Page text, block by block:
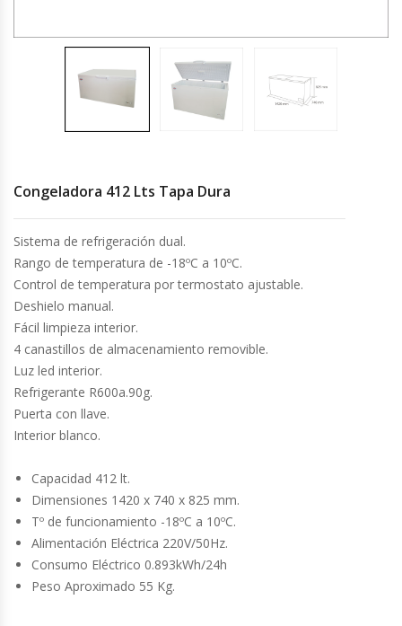
Cocinas Industriales
Encimeras Eléctricas
Congeladoras Tapa De Vidrio
Congeladores Verticales
Coolers / Visicoolers
Cortadoras De Fiambre
Cortadoras De Huesos
Cutters
Embutidoras
Estanterías Y Repisas
Exhibidoras De Productos Calientes
Congeladora 412 Lts Tapa Dura
Sistema de refrigeración dual.
Rango de temperatura de -18ºC a 10ºC.
Control de temperatura por termostato ajustable.
Deshielo manual.
Fácil limpieza interior.
4 canastillos de almacenamiento removible.
Luz led interior.
Refrigerante R600a.90g.
Puerta con llave.
Interior blanco.
Capacidad 412 lt.
Dimensiones 1420 x 740 x 825 mm.
Tº de funcionamiento -18ºC a 10ºC.
Alimentación Eléctrica 220V/50Hz.
Consumo Eléctrico 0.893kWh/24h
Peso Aproximado 55 Kg.